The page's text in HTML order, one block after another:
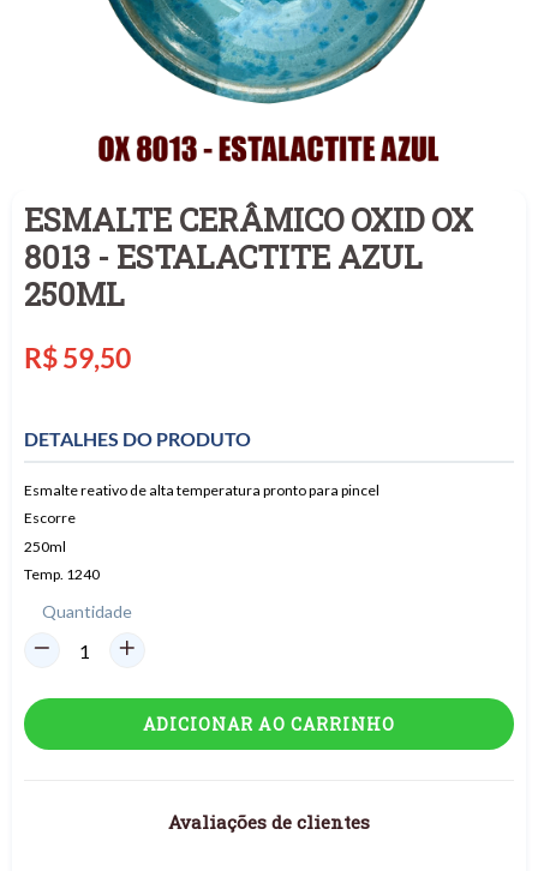
ESMALTE CERÂMICO OXID OX
8013 - ESTALACTITE AZUL
250ML
Preço
R$ 59,50
DETALHES DO PRODUTO
Esmalte reativo de alta temperatura pronto para pincel
Escorre
250ml
Temp. 1240
Quantidade
ADICIONAR AO CARRINHO
Avaliações de clientes